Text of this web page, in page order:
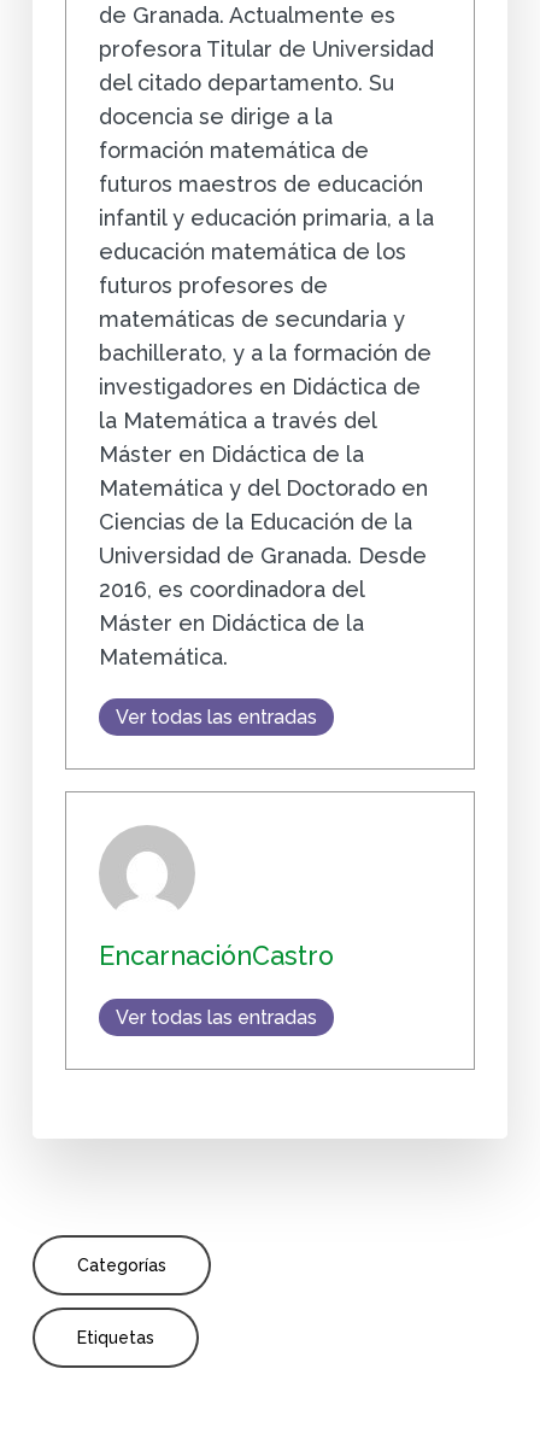
de Granada. Actualmente es
profesora Titular de Universidad
del citado departamento. Su
docencia se dirige a la
formación matemática de
futuros maestros de educación
infantil y educación primaria, a la
educación matemática de los
futuros profesores de
matemáticas de secundaria y
bachillerato, y a la formación de
investigadores en Didáctica de
la Matemática a través del
Máster en Didáctica de la
Matemática y del Doctorado en
Ciencias de la Educación de la
Universidad de Granada. Desde
2016, es coordinadora del
Máster en Didáctica de la
Matemática.
Ver todas las entradas
EncarnaciónCastro
Ver todas las entradas
Categorías
Etiquetas